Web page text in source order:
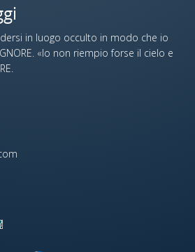
in luogo occulto in modo che io
«Io non riempio forse il cielo e